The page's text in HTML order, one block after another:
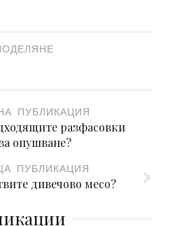
ПУБЛИКАЦИЯ
разфасовки
опушване?
ПУБЛИКАЦИЯ
дивечово месо?